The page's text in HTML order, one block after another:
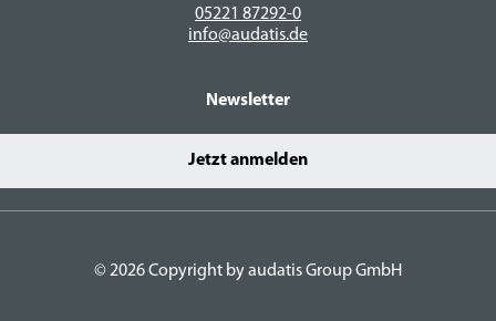
05221 87292-0
info@audatis.de
Newsletter
Jetzt anmelden
© 2026 Copyright by audatis Group GmbH